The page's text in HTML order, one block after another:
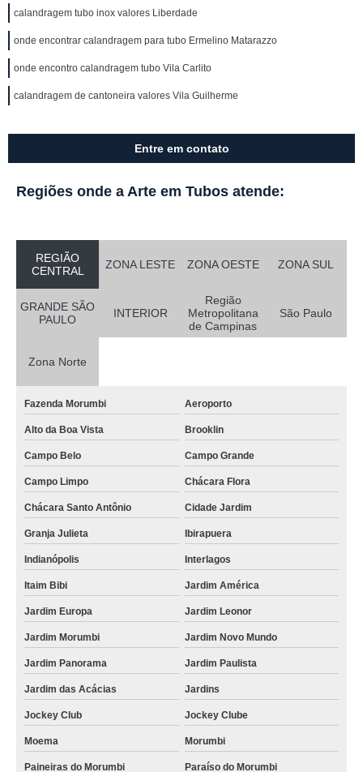
calandragem tubo inox valores Liberdade
onde encontrar calandragem para tubo Ermelino Matarazzo
onde encontro calandragem tubo Vila Carlito
calandragem de cantoneira valores Vila Guilherme
Entre em contato
Regiões onde a Arte em Tubos atende:
REGIÃO
CENTRAL
ZONA LESTE ZONA OESTE ZONA SUL
GRANDE SÃO
PAULO
INTERIOR
Região
Metropolitana
de Campinas
São Paulo
Zona Norte
Fazenda Morumbi Aeroporto
Alto da Boa Vista Brooklin
Campo Belo Campo Grande
Campo Limpo Chácara Flora
Chácara Santo Antônio Cidade Jardim
Granja Julieta Ibirapuera
Indianópolis Interlagos
Itaim Bibi Jardim América
Jardim Europa Jardim Leonor
Jardim Morumbi Jardim Novo Mundo
Jardim Panorama Jardim Paulista
Jardim das Acácias Jardins
Jockey Club Jockey Clube
Moema Morumbi
Paineiras do Morumbi Paraíso do Morumbi